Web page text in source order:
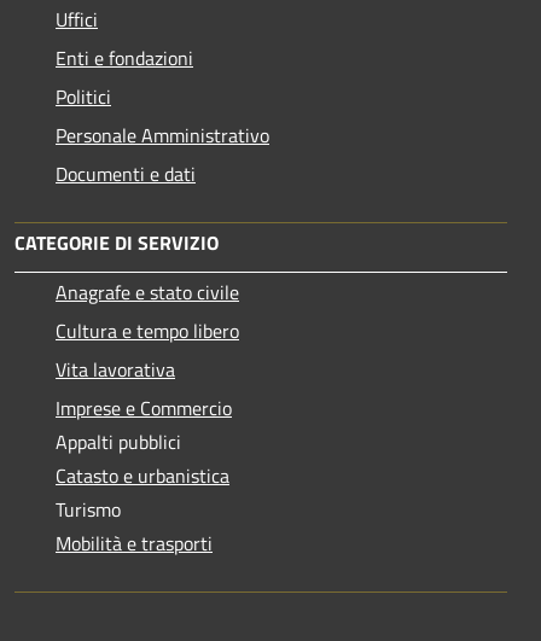
Uffici
Enti e fondazioni
Politici
Personale Amministrativo
Documenti e dati
CATEGORIE DI SERVIZIO
Anagrafe e stato civile
Cultura e tempo libero
Vita lavorativa
Imprese e Commercio
Appalti pubblici
Catasto e urbanistica
Turismo
Mobilità e trasporti